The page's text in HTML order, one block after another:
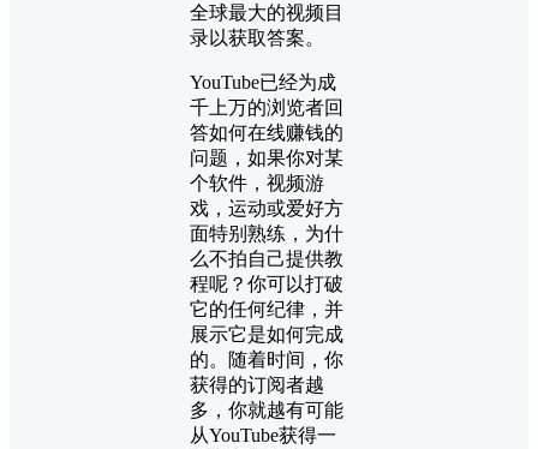
全球最大的视频目
录以获取答案。
YouTube已经为成
千上万的浏览者回
答如何在线赚钱的
问题，如果你对某
个软件，视频游
戏，运动或爱好方
面特别熟练，为什
么不拍自己提供教
程呢？你可以打破
它的任何纪律，并
展示它是如何完成
的。随着时间，你
获得的订阅者越
多，你就越有可能
从YouTube获得一